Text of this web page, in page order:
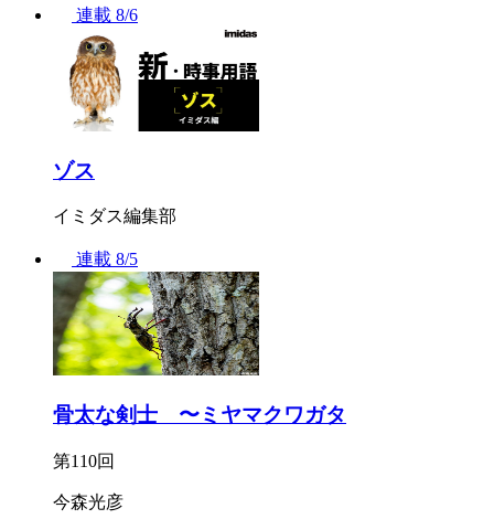
連載 8/6
ゾス
イミダス編集部
連載 8/5
骨太な剣士 〜ミヤマクワガタ
第110回
今森光彦